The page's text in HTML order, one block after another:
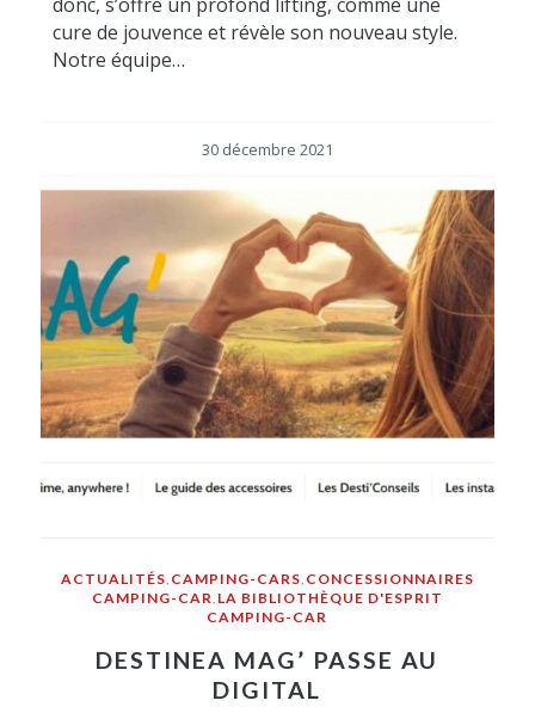
donc, s’offre un profond lifting, comme une
cure de jouvence et révèle son nouveau style.
Notre équipe…
30 décembre 2021
ACTUALITÉS, CAMPING-CARS, CONCESSIONNAIRES
CAMPING-CAR, LA BIBLIOTHÈQUE D'ESPRIT
CAMPING-CAR
DESTINEA MAG’ PASSE AU
DIGITAL